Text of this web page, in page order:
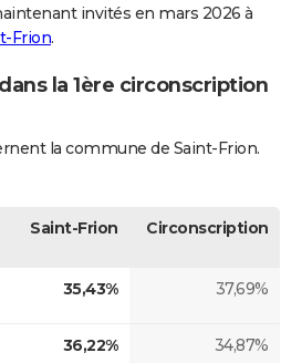
invités en mars 2026 à
Frion.
la 1ère circonscription
la commune de Saint-Frion.
Saint-Frion Circonscription
35,43% 37,69%
36,22% 34,87%